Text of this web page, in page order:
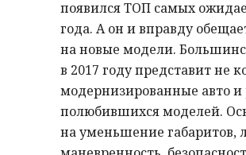
появился ТОП самых
года. А он и вправду
на новые модели.
в 2017 году представит не
модернизированные авто и
полюбившихся моделей.
на уменьшение габаритов,